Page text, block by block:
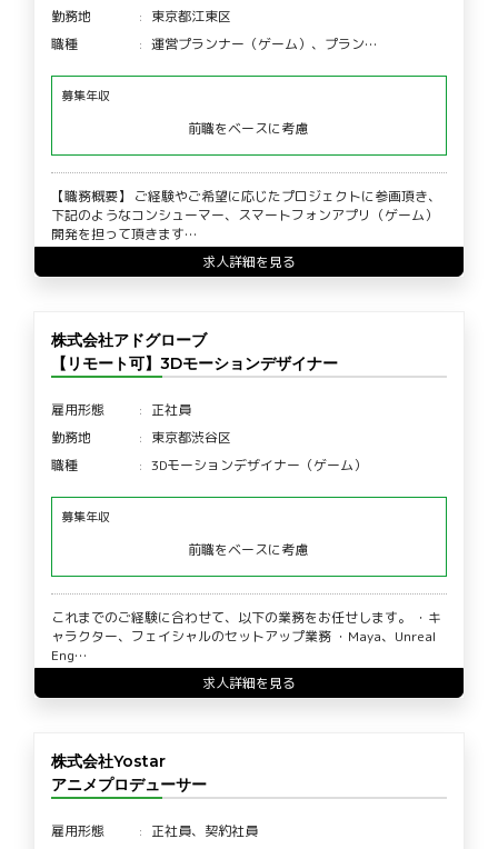
勤務地
東京都江東区
職種
運営プランナー（ゲーム）、プラン…
募集年収
前職をベースに考慮
【職務概要】 ご経験やご希望に応じたプロジェクトに参画頂き、
下記のようなコンシューマー、スマートフォンアプリ（ゲーム）
開発を担って頂きます…
求人詳細を見る
株式会社アドグローブ
【リモート可】3Dモーションデザイナー
雇用形態
正社員
勤務地
東京都渋谷区
職種
3Dモーションデザイナー（ゲーム）
募集年収
前職をベースに考慮
これまでのご経験に合わせて、以下の業務をお任せします。 ・キ
ャラクター、フェイシャルのセットアップ業務 ・Maya、Unreal
Eng…
求人詳細を見る
株式会社Yostar
アニメプロデューサー
雇用形態
正社員、契約社員